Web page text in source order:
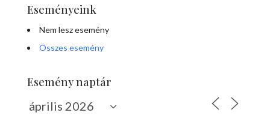
Eseményeink
Nem lesz esemény
Összes esemény
Esemény naptár